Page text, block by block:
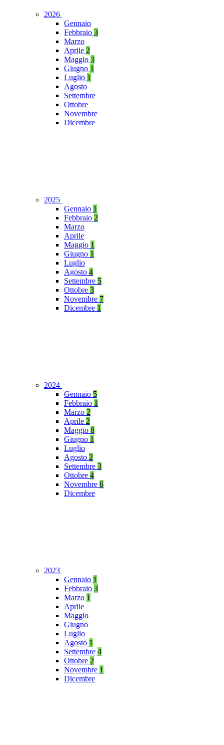
2026
Gennaio
Febbraio 3
Marzo
Aprile 2
Maggio 3
Giugno 1
Luglio 1
Agosto
Settembre
Ottobre
Novembre
Dicembre
2025
Gennaio 1
Febbraio 2
Marzo
Aprile
Maggio 1
Giugno 1
Luglio
Agosto 4
Settembre 5
Ottobre 3
Novembre 7
Dicembre 1
2024
Gennaio 5
Febbraio 1
Marzo 2
Aprile 2
Maggio 8
Giugno 1
Luglio
Agosto 2
Settembre 3
Ottobre 4
Novembre 6
Dicembre
2023
Gennaio 1
Febbraio 3
Marzo 1
Aprile
Maggio
Giugno
Luglio
Agosto 1
Settembre 4
Ottobre 2
Novembre 1
Dicembre